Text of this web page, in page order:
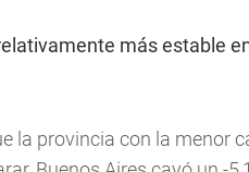
más estable
la provincia con la menor